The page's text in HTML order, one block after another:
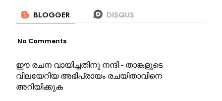
No Comments
ഈ രചന വായിച്ചതിനു നന്ദി - താങ്കളുടെ
വിലയേറിയ അഭിപ്രായം രചയിതാവിനെ
അറിയിക്കുക